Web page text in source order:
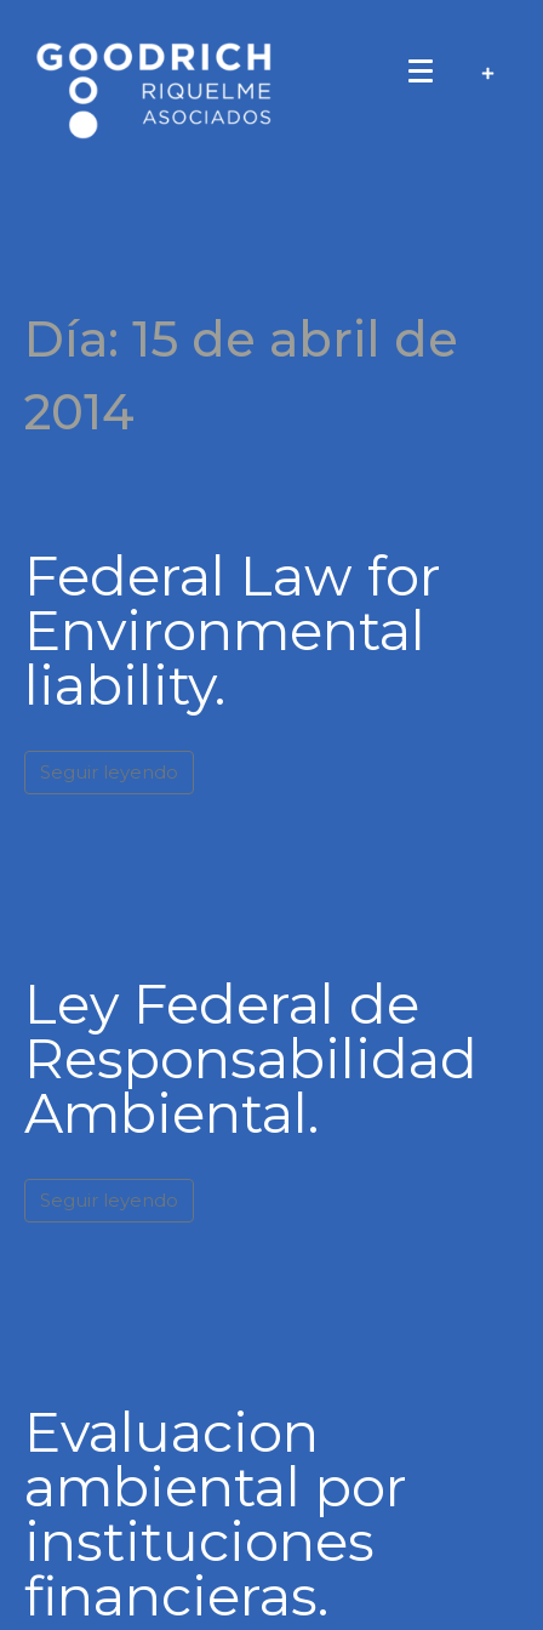
Día: 15 de abril de
2014
Federal Law for
Environmental
liability.
Seguir leyendo
Ley Federal de
Responsabilidad
Ambiental.
Seguir leyendo
Evaluacion
ambiental por
instituciones
financieras.